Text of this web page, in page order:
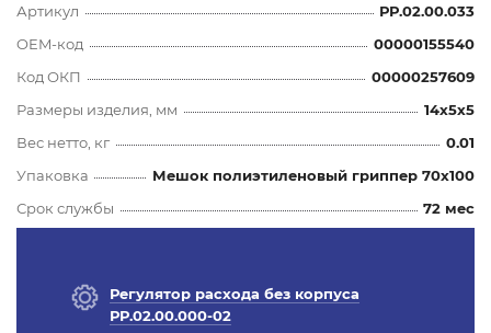
Артикул
РР.02.00.033
OEM-код
00000155540
Код ОКП
00000257609
Размеры изделия, мм
14x5x5
Вес нетто, кг
0.01
Упаковка
Мешок полиэтиленовый гриппер 70х100
Срок службы
72 мес
Регулятор расхода без корпуса
РР.02.00.000-02